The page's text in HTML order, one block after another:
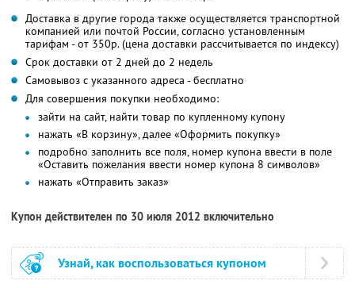
Доставка в другие города также осуществляется транспортной
компанией или почтой России, согласно установленным
тарифам - от 350р. (цена доставки рассчитывается по индексу)
Срок доставки от 2 дней до 2 недель
Самовывоз с указанного адреса - бесплатно
Для совершения покупки необходимо:
зайти на сайт, найти товар по купленному купону
нажать «В корзину», далее «Оформить покупку»
подробно заполнить все поля, номер купона ввести в поле
«Оставить пожелания ввести номер купона 8 символов»
нажать «Отправить заказ»
Купон действителен по 30 июля 2012 включительно
Узнай, как воспользоваться купоном